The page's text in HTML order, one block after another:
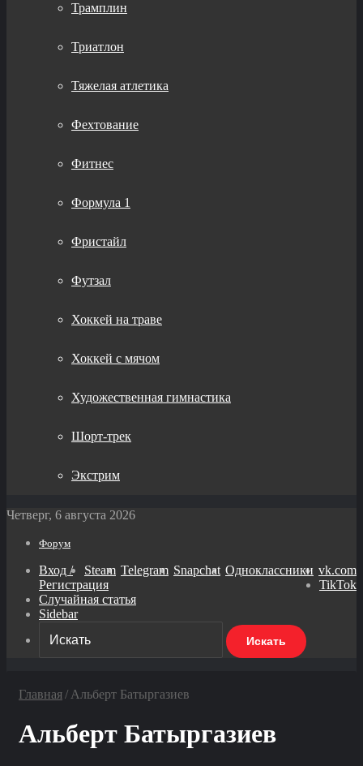
Трамплин
Триатлон
Тяжелая атлетика
Фехтование
Фитнес
Формула 1
Фристайл
Футзал
Хоккей на траве
Хоккей с мячом
Художественная гимнастика
Шорт-трек
Экстрим
Четверг, 6 августа 2026
Форум
vk.com
Одноклассники
Snapchat
Telegram
Steam
TikTok
Вход /
Регистрация
Случайная статья
Sidebar
Искать
Главная/ Альберт Батыргазиев
Альберт Батыргазиев